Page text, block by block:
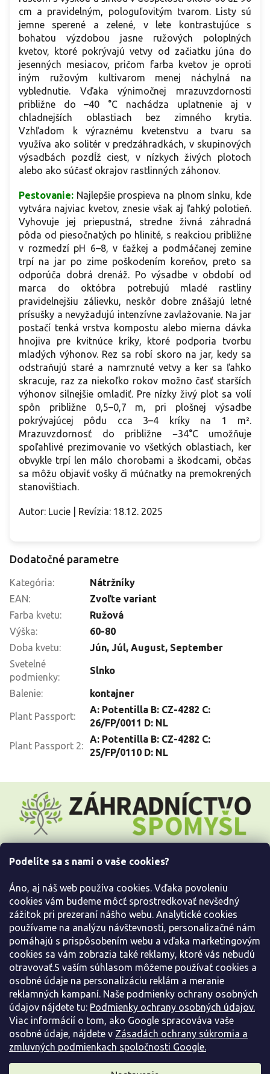
Podelíte sa s nami o vaše cookies?
Áno, aj náš web používa cookies. Vďaka povoleniu
cookies vám budeme môcť sprostredkovať nevšedný
zážitok pri prezeraní nášho webu. Analytické cookies
používame na analýzu návštevnosti, personalizačné nám
pomáhajú s prispôsobením webu a vďaka marketingovým
cookies sa vám zobrazia také reklamy, ktoré vás nebudú
otravovať.S vaším súhlasom môžeme používať cookies a
osobné údaje na personalizáciu reklám a meranie
reklamných kampaní. Naše podmienky ochrany osobných
údajov nájdete tu: Podmienky ochrany osobných údajov.
Viac informácií o tom, ako Google spracováva vaše
osobné údaje, nájdete v Zásadách ochrany súkromia a
zmluvných podmienkach spoločnosti Google.
cm a pravidelným, pologuľovitým tvarom. Listy sú
jemne sperené a zelené, v lete kontrastujúce s
bohatou výzdobou jasne ružových poloplných
kvetov, ktoré pokrývajú vetvy od začiatku júna do
jesenných mesiacov, pričom farba kvetov je oproti
iným ružovým kultivarom menej náchylná na
vyblednutie. Vďaka výnimočnej mrazuvzdornosti
približne do –40 °C nachádza uplatnenie aj v
chladnejších oblastiach bez zimného krytia.
Vzhľadom k výraznému kvetenstvu a tvaru sa
využíva ako solitér v predzáhradkách, v skupinových
výsadbách pozdĺž ciest, v nízkych živých plotoch
alebo ako súčasť okrajov rastlinných záhonov.
Pestovanie: Najlepšie prospieva na plnom slnku, kde
vytvára najviac kvetov, znesie však aj ľahký polotieň.
Vyhovuje jej priepustná, stredne živná záhradná
pôda od piesočnatých po hlinité, s reakciou približne
v rozmedzí pH 6–8, v ťažkej a podmáčanej zemine
trpí na jar po zime poškodením koreňov, preto sa
odporúča dobrá drenáž. Po výsadbe v období od
marca do októbra potrebujú mladé rastliny
pravidelnejšiu zálievku, neskôr dobre znášajú letné
prísušky a nevyžadujú intenzívne zavlažovanie. Na jar
postačí tenká vrstva kompostu alebo mierna dávka
hnojiva pre kvitnúce kríky, ktoré podporia tvorbu
mladých výhonov. Rez sa robí skoro na jar, kedy sa
odstraňujú staré a namrznuté vetvy a ker sa ľahko
skracuje, raz za niekoľko rokov možno časť starších
výhonov silnejšie omladiť. Pre nízky živý plot sa volí
spôn približne 0,5–0,7 m, pri plošnej výsadbe
pokrývajúcej pôdu cca 3–4 kríky na 1 m².
Mrazuvzdornosť do približne −34°C umožňuje
spoľahlivé prezimovanie vo všetkých oblastiach, ker
obvykle trpí len málo chorobami a škodcami, občas
sa môžu objaviť vošky či múčnatky na premokrených
stanovištiach.
Autor: Lucie | Revízia: 18.12. 2025
Dodatočné parametre
Kategória:
Nátržníky
EAN:
Zvoľte variant
Farba kvetu:
Ružová
Výška:
60-80
Doba kvetu: Jún, Júl, August, September
Svetelné
podmienky:
Slnko
Balenie: kontajner
Plant Passport:
A: Potentilla B: CZ-4282 C:
26/FP/0011 D: NL
Plant Passport 2:
A: Potentilla B: CZ-4282 C:
25/FP/0110 D: NL
t
Informácie pre Vás
Kontaktujte nás